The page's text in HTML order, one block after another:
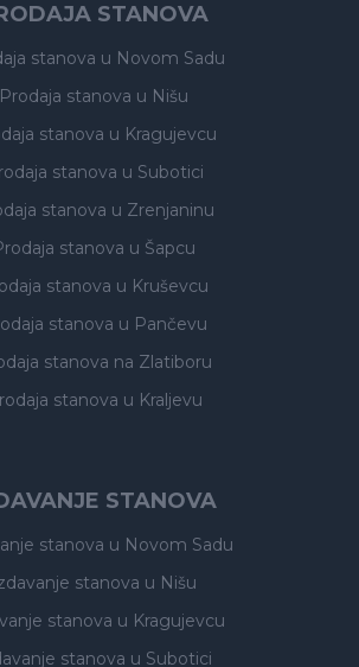
STANOVA
stanova u Novom Sadu
Prodaja stanova u Nišu
stanova u Kragujevcu
stanova u Subotici
stanova u Zrenjaninu
stanova u Šapcu
stanova u Kruševcu
stanova u Pančevu
stanova na Zlatiboru
stanova u Kraljevu
STANOVA
stanova u Novom Sadu
stanova u Nišu
stanova u Kragujevcu
stanova u Subotici